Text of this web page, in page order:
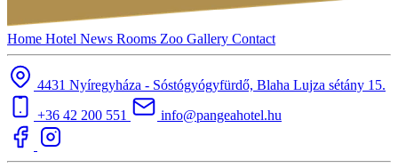
Home Hotel News Rooms Zoo Gallery Contact
4431 Nyíregyháza - Sóstógyógyfürdő, Blaha Lujza sétány 15.
+36 42 200 551
info@pangeahotel.hu